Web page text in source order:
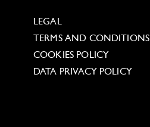
LEGAL
TERMS AND CONDITIONS
COOKIES POLICY
DATA PRIVACY POLICY